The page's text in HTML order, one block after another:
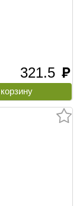
321.5 руб